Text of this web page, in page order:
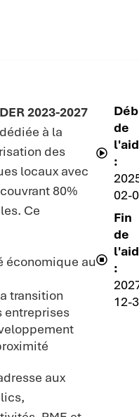
2023-2027
à la
des
locaux avec
80%
Ce
économique au
transition
entreprises
aux
de
:
02-
Fin
de
:
12-